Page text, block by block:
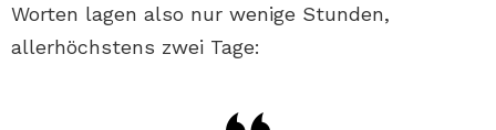
Worten lagen also nur wenige Stunden,
allerhöchstens zwei Tage: